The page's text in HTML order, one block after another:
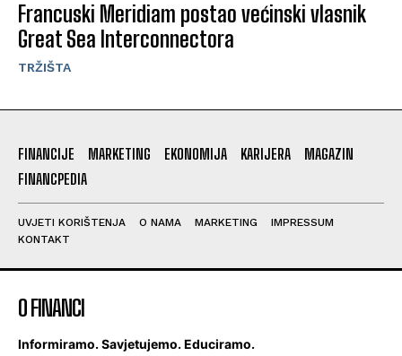
Francuski Meridiam postao većinski vlasnik
Great Sea Interconnectora
TRŽIŠTA
FINANCIJE MARKETING EKONOMIJA KARIJERA
MAGAZIN
FINANCPEDIA
UVJETI KORIŠTENJA O NAMA MARKETING
IMPRESSUM
KONTAKT
O FINANCI
Informiramo. Savjetujemo. Educiramo.